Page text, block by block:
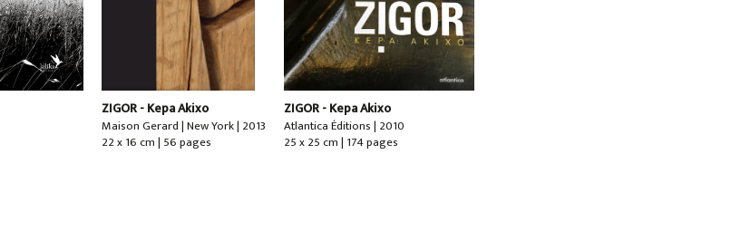
ZIGOR - Kepa Akixo
Maison Gerard | New York | 2013
22 x 16 cm | 56 pages
ZIGOR - Kepa Akixo
Atlantica Éditions | 2010
25 x 25 cm | 174 pages